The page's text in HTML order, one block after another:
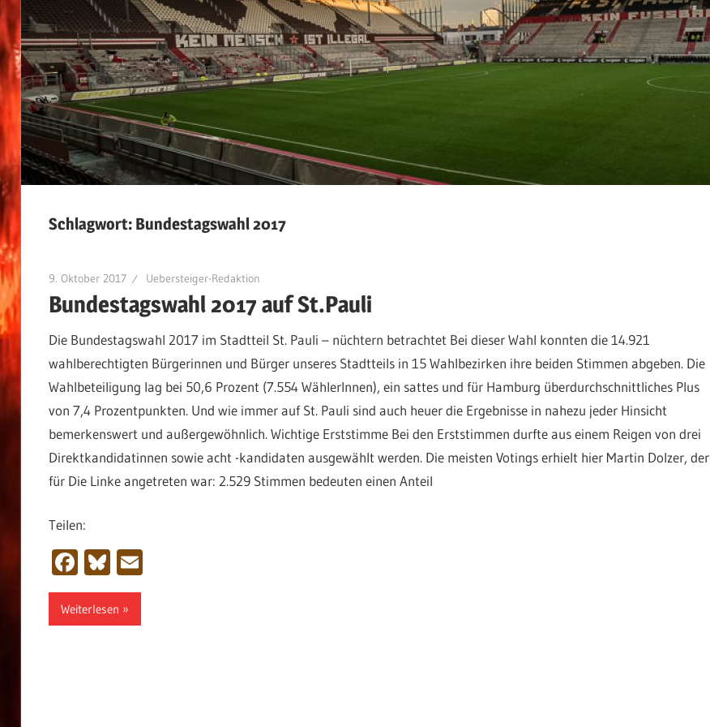
Schlagwort: Bundestagswahl 2017
9. Oktober 2017 Uebersteiger-Redaktion
Bundestagswahl 2017 auf St.Pauli
Die Bundestagswahl 2017 im Stadtteil St. Pauli – nüchtern betrachtet Bei dieser Wahl konnten die 14.921
wahlberechtigten Bürgerinnen und Bürger unseres Stadtteils in 15 Wahlbezirken ihre beiden Stimmen abgeben. Die
Wahlbeteiligung lag bei 50,6 Prozent (7.554 WählerInnen), ein sattes und für Hamburg überdurchschnittliches Plus
von 7,4 Prozentpunkten. Und wie immer auf St. Pauli sind auch heuer die Ergebnisse in nahezu jeder Hinsicht
bemerkenswert und außergewöhnlich. Wichtige Erststimme Bei den Erststimmen durfte aus einem Reigen von drei
Direktkandidatinnen sowie acht -kandidaten ausgewählt werden. Die meisten Votings erhielt hier Martin Dolzer, der
für Die Linke angetreten war: 2.529 Stimmen bedeuten einen Anteil
Teilen:
Facebook
Bluesky
Email
Weiterlesen